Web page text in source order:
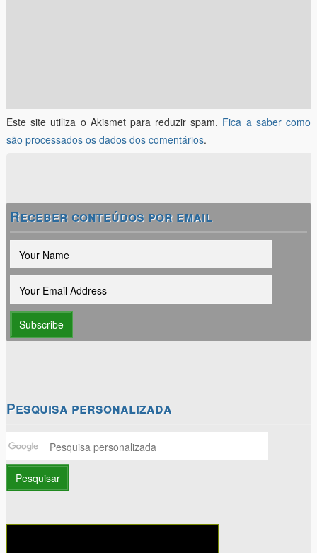
Este site utiliza o Akismet para reduzir spam. Fica a saber como
são processados os dados dos comentários.
Receber conteúdos por email
Pesquisa personalizada